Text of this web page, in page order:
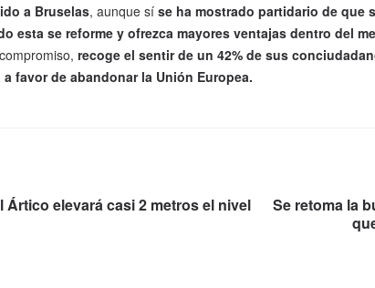
a Bruselas, aunque sí se ha mostrado partidario de que
esta se reforme y ofrezca mayores ventajas dentro del
recoge el sentir de un 42% de sus
favor de abandonar la Unión Europea.
Ártico elevará casi 2 metros el nivel
Se retoma la